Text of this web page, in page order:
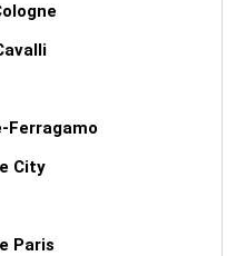
Ferragamo
City
Paris